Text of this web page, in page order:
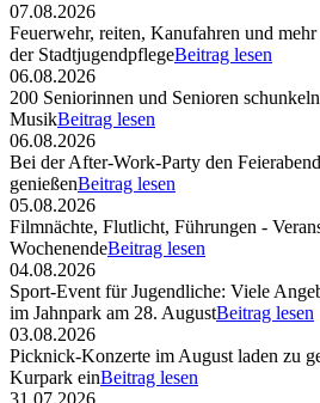
07.08.2026
Feuerwehr, reiten, Kanufahren und
der StadtjugendpflegeBeitrag lesen
06.08.2026
200 Seniorinnen und Senioren
MusikBeitrag lesen
06.08.2026
Bei der After-Work-Party den
genießenBeitrag lesen
05.08.2026
Filmnächte, Flutlicht, Führungen -
WochenendeBeitrag lesen
04.08.2026
Sport-Event für Jugendliche: Viele
im Jahnpark am 28. AugustBeitrag lesen
03.08.2026
Picknick-Konzerte im August laden zu
Kurpark einBeitrag lesen